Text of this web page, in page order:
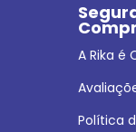
A Rika é
Política